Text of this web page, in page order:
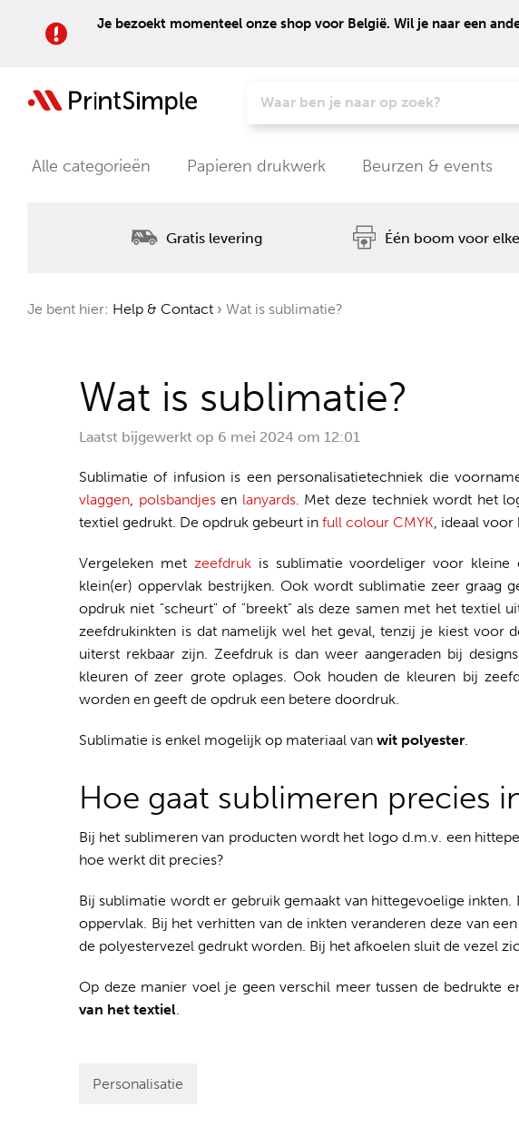
Je bezoekt momenteel onze shop voor België. Wil je naar een
Alle categorieën Papieren drukwerk Beurzen & events
Gratis levering Één boom voor
Je bent hier: Help & Contact › Wat is sublimatie?
Wat is sublimatie?
Laatst bijgewerkt op 6 mei 2024 om 12:01
Sublimatie of infusion is een personalisatietechniek die
vlaggen, polsbandjesen lanyards. Met deze techniek wordt het
textiel gedrukt. De opdruk gebeurt in full colour CMYK, ideaal voor
Vergeleken met zeefdruk is sublimatie voordeliger voor
klein(er) oppervlak bestrijken. Ook wordt sublimatie zeer graag
opdruk niet "scheurt" of "breekt" als deze samen met het textiel
zeefdrukinkten is dat namelijk wel het geval, tenzij je kiest voor
uiterst rekbaar zijn. Zeefdruk is dan weer aangeraden bij
kleuren of zeer grote oplages. Ook houden de kleuren bij
worden en geeft de opdruk een betere doordruk.
Sublimatie is enkel mogelijk op materiaal van wit polyester.
Hoe gaat sublimeren precies
Bij het sublimeren van producten wordt het logo d.m.v. een
hoe werkt dit precies?
Bij sublimatie wordt er gebruik gemaakt van hittegevoelige
oppervlak. Bij het verhitten van de inkten veranderen deze van
de polyestervezel gedrukt worden. Bij het afkoelen sluit de vezel
Op deze manier voel je geen verschil meer tussen de bedrukte
van het textiel.
Personalisatie